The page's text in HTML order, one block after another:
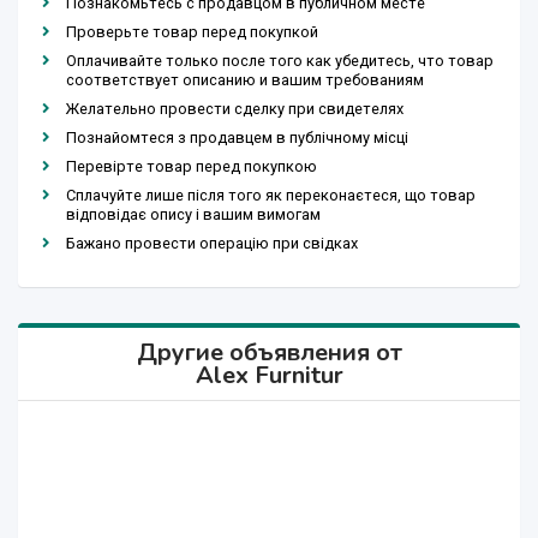
Проверьте товар перед покупкой
Оплачивайте только после того как убедитесь, что товар
соответствует описанию и вашим требованиям
Желательно провести сделку при свидетелях
Познайомтеся з продавцем в публічному місці
Перевірте товар перед покупкою
Сплачуйте лише після того як переконаєтеся, що товар
відповідає опису і вашим вимогам
Бажано провести операцію при свідках
Другие объявления от
Alex Furnitur